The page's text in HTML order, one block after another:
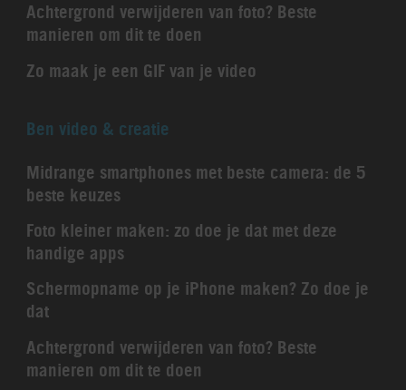
Achtergrond verwijderen van foto? Beste
manieren om dit te doen
Zo maak je een GIF van je video
Ben video & creatie
Midrange smartphones met beste camera: de 5
beste keuzes
Foto kleiner maken: zo doe je dat met deze
handige apps
Schermopname op je iPhone maken? Zo doe je
dat
Achtergrond verwijderen van foto? Beste
manieren om dit te doen